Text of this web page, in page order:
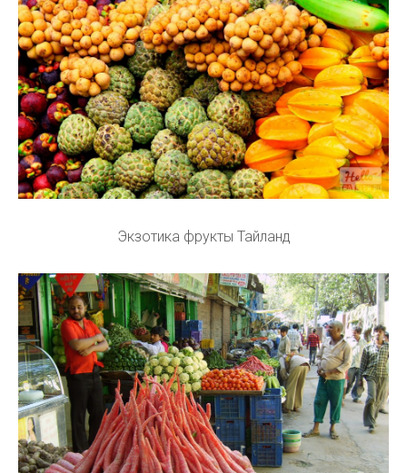
Экзотика фрукты Тайланд